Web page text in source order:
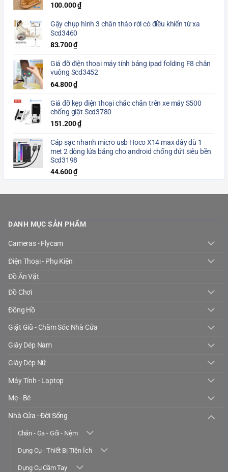
100.000₫
Gậy chụp hình 3 chân tháo rời có điều khiển từ xa
Scd3460
83.700₫
Giá đỡ điện thoại máy tính bảng ipad folding F8 chân
vuông Scd3452
64.800₫
Giá đỡ kẹp điện thoại chắc chắn trên xe máy S500
chống giật Scd3780
151.200₫
Cáp sạc nhanh micro usb Hoco X14 max dây dù 1
met 2 dòng lửa băng cho android chống đứt siêu bền
Scd3198
44.600₫
DANH MỤC SẢN PHẨM
Cameras - Flycam
Điện Thoại - Phụ Kiện
Đồ Ăn Vặt
Đồ Chơi
Đồng Hồ
Giặt Giũ - Chăm Sóc Nhà Cửa
Giày Dép Nam
Giày Dép Nữ
Máy Tính - Laptop
Mẹ - Bé
Nhà Cửa - Đời Sống
Chăn - Ga - Gối - Nệm
Dụng Cụ - Thiết Bị Tiện Ích
Dụng Cụ Cầm Tay